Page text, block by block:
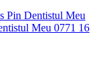
0771 16